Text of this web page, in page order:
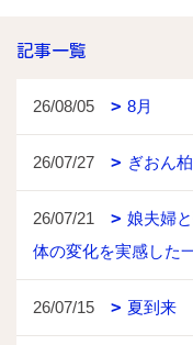
記事一覧
26/08/05 8月
26/07/27 ぎおん
26/07/21
娘夫婦
体の変化を実感した
26/07/15 夏到来